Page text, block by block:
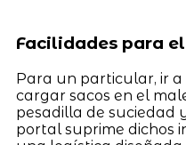
Facilidades para
Para un particular, ir a
cargar sacos en el
pesadilla de suciedad
portal suprime dichos